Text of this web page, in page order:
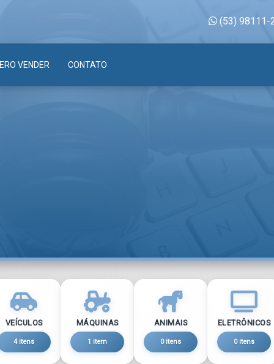
(53) 98111-
VENDER CONTATO
VEÍCULOS
4 itens
MÁQUINAS
1 item
ANIMAIS
0 itens
ELETRÔNICOS
0 itens